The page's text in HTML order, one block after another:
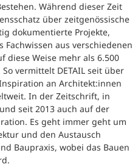
Während dieser Zeit
über zeitgenössische
dokumentierte Projekte,
Fachwissen aus verschiedenen
diese Weise mehr als 6.500
vermittelt DETAIL seit über
an Architekt:innen
In der Zeitschrift, in
seit 2013 auch auf der
Es geht immer geht um
und den Austausch
Baupraxis, wobei das Bauen